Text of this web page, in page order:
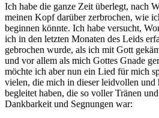
Ich habe die ganze Zeit überlegt, nach
meinen Kopf darüber zerbrochen, wie
beginnen könnte. Ich habe versucht,
ich in den letzten Monaten des Leids
gebrochen wurde, als ich mit Gott
und vor allem als mich Gottes Gnade
möchte ich aber nun ein Lied für mich
vielen, die mich in dieser leidvollen und
begleitet haben, die so voller Tränen
Dankbarkeit und Segnungen war: